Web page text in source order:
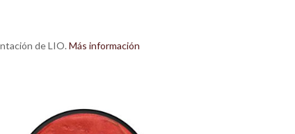
de LIO. Más información